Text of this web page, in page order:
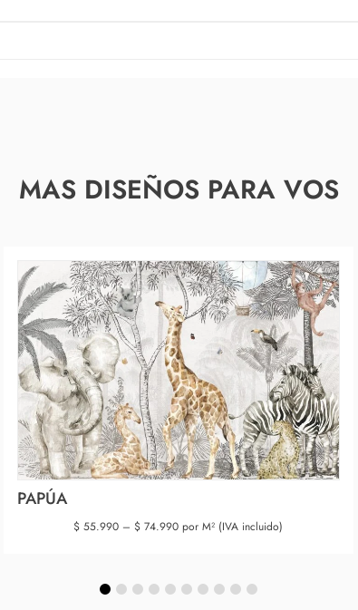
MAS DISEÑOS PARA VOS
PAPÚA
$ 55.990 – $ 74.990 por M² (IVA incluido)